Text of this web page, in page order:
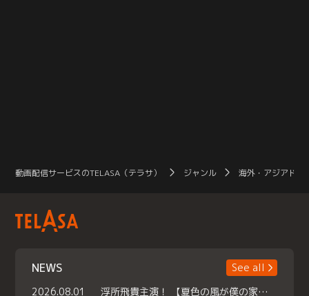
動画配信サービスのTELASA（テラサ） ジャンル 海外・アジアドラ
NEWS
See all
2026.08.01
浮所飛貴主演！ 【夏色の風が僕の家にやってきた】 本日よりテラサで独占配信スタート！